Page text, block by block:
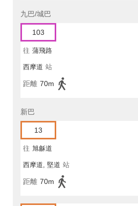
九巴/城巴
103
往 蒲飛路
西摩道 站
距離 70m
新巴
13
往 旭龢道
西摩道, 堅道 站
距離 70m